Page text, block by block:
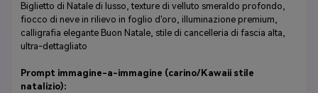
Biglietto di Natale di lusso, texture di velluto smeraldo profondo,
fiocco di neve in rilievo in foglio d'oro, illuminazione premium,
calligrafia elegante Buon Natale, stile di cancelleria di fascia alta,
ultra-dettagliato
Prompt immagine-a-immagine (carino/Kawaii stile
natalizio):